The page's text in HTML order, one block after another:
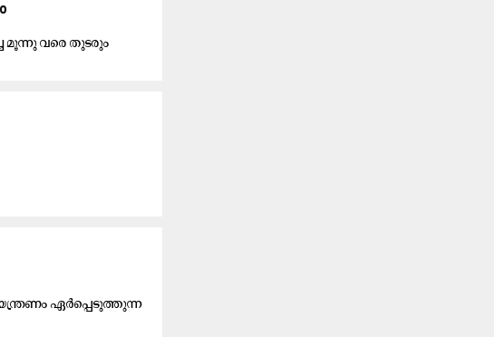
മൂന്നു വരെ തുടരും
ഏ​ർ​പ്പെ​ടു​ത്തു​ന്ന​